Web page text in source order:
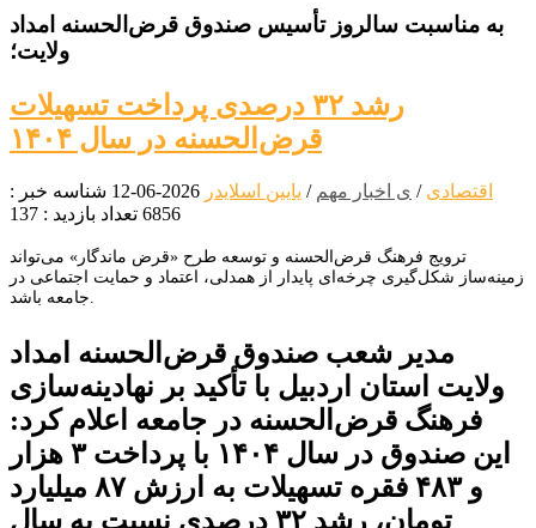
به مناسبت سالروز تأسیس صندوق قرض‌الحسنه امداد
ولایت؛
رشد ۳۲ درصدی پرداخت تسهیلات
قرض‌الحسنه در سال ۱۴۰۴
اقتصادی / ی اخبار مهم / یایین اسلایدر 2026-06-12
شناسه خبر :
6856 تعداد بازدید : 137
ترویج فرهنگ قرض‌الحسنه و توسعه طرح «قرض ماندگار» می‌تواند
زمینه‌ساز شکل‌گیری چرخه‌ای پایدار از همدلی، اعتماد و حمایت اجتماعی در
مدیر شعب صندوق قرض‌الحسنه امداد
ولایت استان اردبیل با تأکید بر نهادینه‌سازی
فرهنگ قرض‌الحسنه در جامعه اعلام کرد:
این صندوق در سال ۱۴۰۴ با پرداخت ۳ هزار
و ۴۸۳ فقره تسهیلات به ارزش ۸۷ میلیارد
تومان، رشد ۳۲ درصدی نسبت به سال